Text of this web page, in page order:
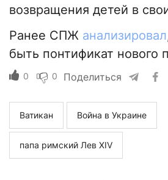
возвращения детей в
Ранее СПЖ анализировал
быть понтификат нового
0 0 Поделиться
Ватикан Война в Украине
папа римский Лев XIV